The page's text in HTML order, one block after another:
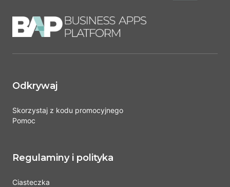
Odkrywaj
Skorzystaj z kodu promocyjnego
Pomoc
Regulaminy i polityka
Ciasteczka